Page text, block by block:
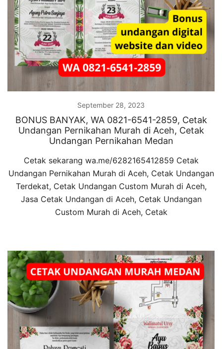
September 28, 2023
BONUS BANYAK, WA 0821-6541-2859, Cetak
Undangan Pernikahan Murah di Aceh, Cetak
Undangan Pernikahan Medan
Cetak sekarang wa.me/6282165412859 Cetak
Undangan Pernikahan Murah di Aceh, Cetak Undangan
Terdekat, Cetak Undangan Custom Murah di Aceh,
Jasa Cetak Undangan di Aceh, Cetak Undangan
Custom Murah di Aceh, Cetak